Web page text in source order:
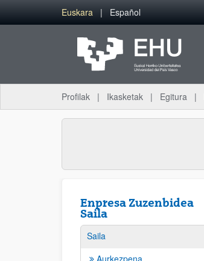
Eduki nagusira joan
Euskara Español
Profilak Ikasketak Egitura
Enpresa Zuzenbidea
Saila
Saila
Aurkezpena